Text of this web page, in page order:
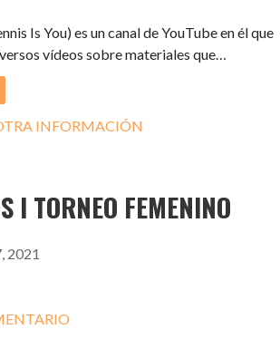
Is You) es un canal de YouTube en él que
vídeos sobre materiales que…
INFORMACIÓN
I TORNEO FEMENINO
2021